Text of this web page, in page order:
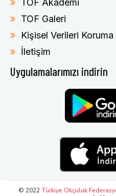
TOF Akademi
TOF Galeri
Kişisel Verileri Koruma
İletişim
Uygulamalarımızı indirin
© 2022 Türkiye Okçuluk